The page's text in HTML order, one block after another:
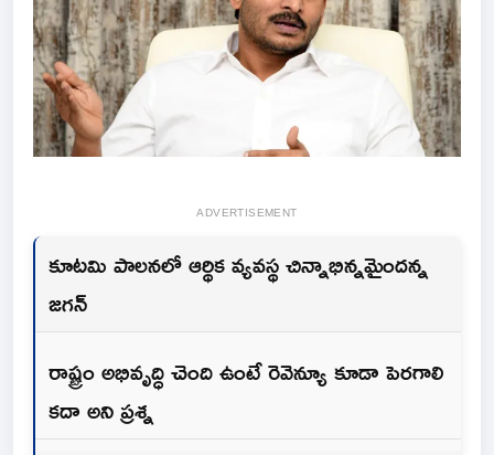
ADVERTISEMENT
కూటమి పాలనలో ఆర్థిక వ్యవస్థ చిన్నాభిన్నమైందన్న
జగన్
రాష్ట్రం అభివృద్ధి చెంది ఉంటే రెవెన్యూ కూడా పెరగాలి
కదా అని ప్రశ్న